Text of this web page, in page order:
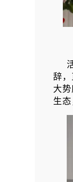
辞
大
生